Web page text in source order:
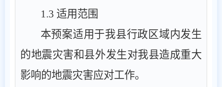
1.3 适用范围
本预案适用于我县行政区域内发生
的地震灾害和县外发生对我县造成重大
影响的地震灾害应对工作。